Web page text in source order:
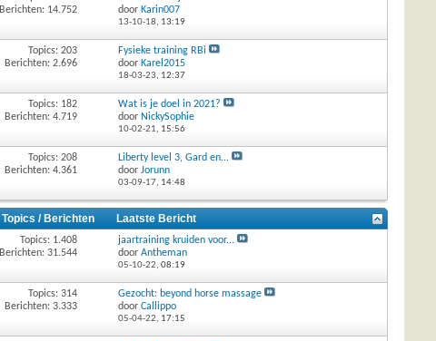
Berichten: 14.752
door Karin007
13-10-18, 13:19
Topics: 203
Berichten: 2.696
Fysieke training RBi
door Karel2015
18-03-23, 12:37
Topics: 182
Berichten: 4.719
Wat is je doel in 2021?
door NickySophie
10-02-21, 15:56
Topics: 208
Berichten: 4.361
Liberty level 3, Gard en...
door Jorunn
03-09-17, 14:48
Topics / Berichten Laatste Bericht
Topics: 1.408
Berichten: 31.544
jaartraining kruiden voor...
door Antheman
05-10-22, 08:19
Topics: 314
Berichten: 3.333
Gezocht: beyond horse massage
door Callippo
05-04-22, 17:15